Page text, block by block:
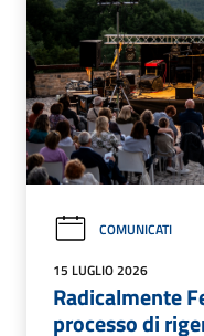
COMUNICATI
15 LUGLIO 2026
Radicalmente
processo di